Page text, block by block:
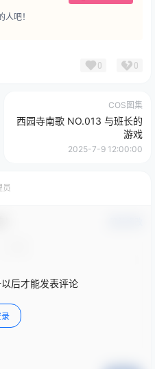
吧！
0 0
COS图集
西园寺南歌 NO.013 与班长的
游戏
2025-7-9 12:00:00
员
后才能发表评论